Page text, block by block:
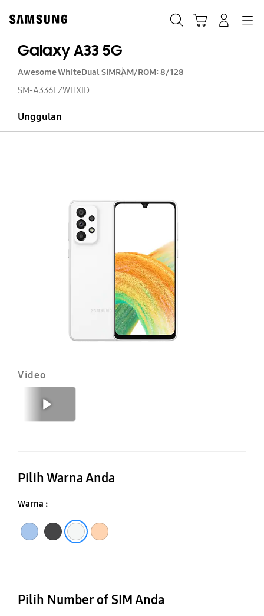
content
Galaxy A33 5G
Awesome WhiteDual SIMRAM/ROM: 8/128
SM-A336EZWHXID
Unggulan
Video
Pilih Warna Anda
Warna :
Pilih Number of SIM Anda